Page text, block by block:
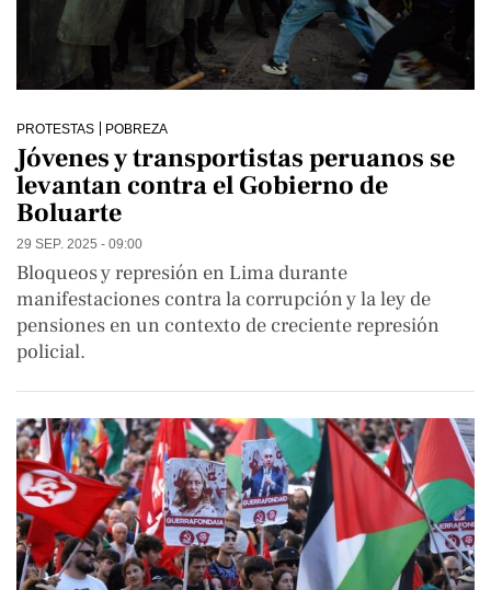
PROTESTAS POBREZA
Jóvenes y transportistas peruanos se
levantan contra el Gobierno de
Boluarte
29 SEP. 2025 - 09:00
Bloqueos y represión en Lima durante
manifestaciones contra la corrupción y la ley de
pensiones en un contexto de creciente represión
policial.